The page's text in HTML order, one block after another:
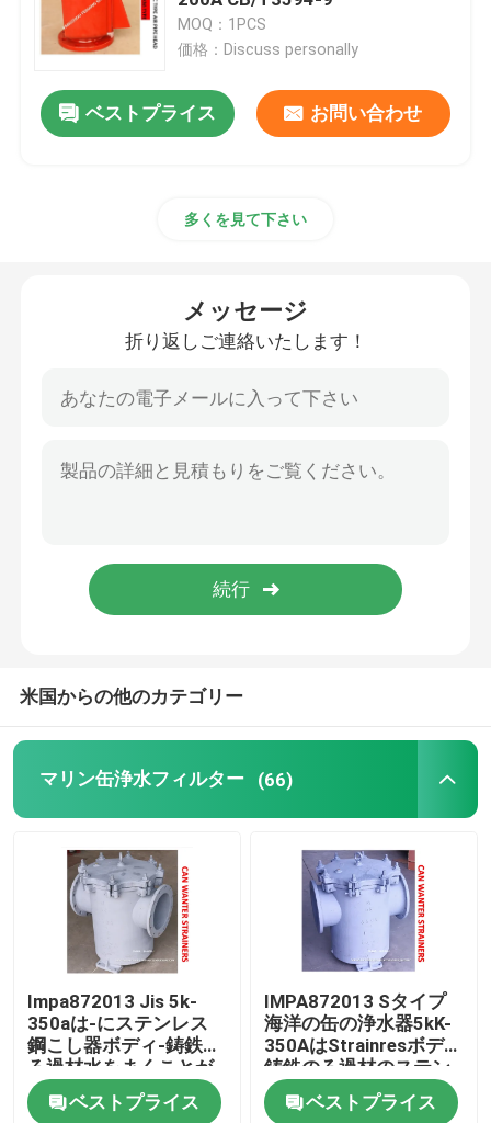
油圧制御バルブブロック
ウィンチの制御弁
シーチェストストレーナー
ビルジサクションストレーナー
マリンシングルオイルストレーナー
海洋の要素
マリンドアサクショングリル
船舶用スペアパーツ
自己閉鎖式サウンドバルブ 自己閉鎖式サウンドねじ端
WIHT MGPS 海水ストレーナー
ソーラーブラインド、ソーラーシェード、スプリン
MOQ：1PCS
価格：Discuss personally
ベストプライス お問い合わせ
多くを見て下さい
メッセージ
折り返しご連絡いたします！
米国からの他のカテゴリー
マリン缶浄水フィルター (66)
Impa872013 Jis 5k-
350aは-にステンレス
鋼こし器ボディ-鋳鉄の
ろ過材水をまくことが
できる
ベストプライス
IMPA872013 Sタイプ
海洋の缶の浄水器5kK-
350AはStrainresボディ
鋳鉄のろ過材のステン
レス鋼に水をまくこと
ができるベストプライス